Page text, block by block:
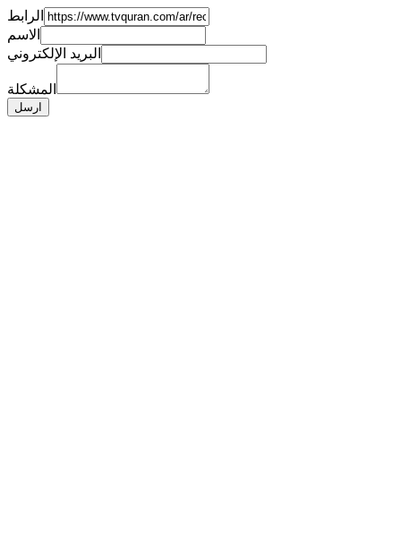
الرابط
الاسم
البريد الإلكتروني
المشكلة
ارسل